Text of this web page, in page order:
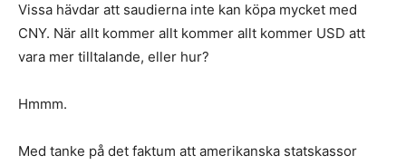
Vissa hävdar att saudierna inte kan köpa mycket med
CNY. När allt kommer allt kommer allt kommer USD att
vara mer tilltalande, eller hur?
Hmmm.
Med tanke på det faktum att amerikanska statskassor